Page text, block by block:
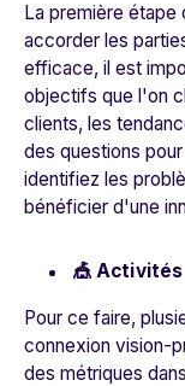
La première
accorder les
efficace, il est
objectifs que l'on
clients, les
des questions
identifiez les
bénéficier d'une
🎪 Activités
Pour ce faire,
connexion vision-
des métriques